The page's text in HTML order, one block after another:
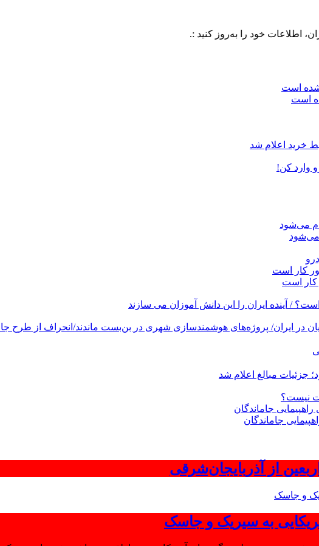
خود را به‌روز کنید :.
خرید اعلام شد
کار است
پروژه‌های هوشمندسازی شهری در بن‌بست ماندند/انحراف از طرح جامع ۱۳۸۶ به کشور
مبالغ اعلام شد
نیست؟
جاماندگان
به سیریک و جاسک